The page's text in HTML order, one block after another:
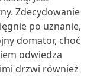
Zdecydowanie
po uznanie,
domator, choć
odwiedza
drzwi również